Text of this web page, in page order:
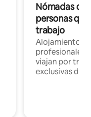
Nómadas
personas
trabajo
Alojamientos
profesionales
viajan por
exclusivas de